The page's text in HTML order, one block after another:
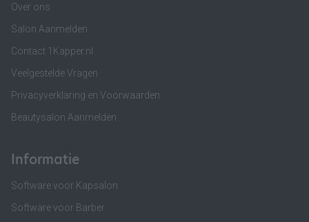
Over ons
Salon Aanmelden
Contact 1Kapper.nl
Veelgestelde Vragen
Privacyverklaring en Voorwaarden
Beautysalon Aanmelden
Informatie
Software voor Kapsalon
Software voor Barber